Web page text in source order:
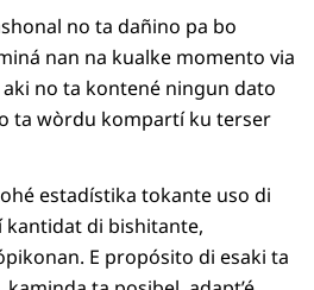
no ta dañino pa bo
nan na kualke momento via
no ta kontené ningun dato
ta wòrdu kompartí ku terser
estadístika tokante uso di
kantidat di bishitante,
E propósito di esaki ta